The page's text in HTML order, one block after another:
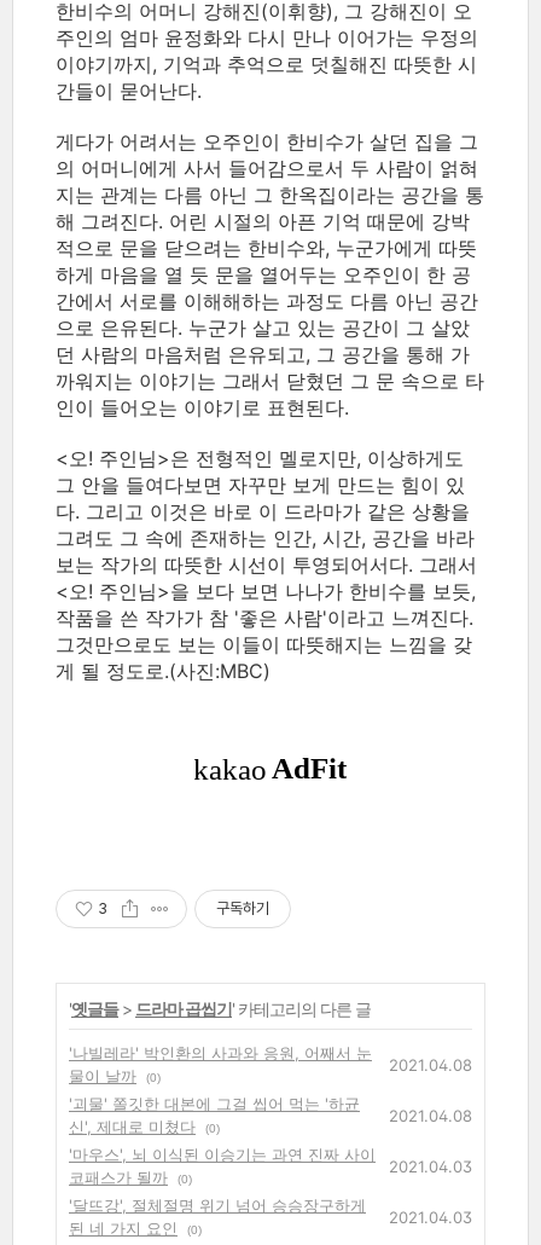
한비수의 어머니 강해진(이휘향), 그 강해진이 오
주인의 엄마 윤정화와 다시 만나 이어가는 우정의
이야기까지, 기억과 추억으로 덧칠해진 따뜻한 시
간들이 묻어난다.
게다가 어려서는 오주인이 한비수가 살던 집을 그
의 어머니에게 사서 들어감으로서 두 사람이 얽혀
지는 관계는 다름 아닌 그 한옥집이라는 공간을 통
해 그려진다. 어린 시절의 아픈 기억 때문에 강박
적으로 문을 닫으려는 한비수와, 누군가에게 따뜻
하게 마음을 열 듯 문을 열어두는 오주인이 한 공
간에서 서로를 이해해하는 과정도 다름 아닌 공간
으로 은유된다. 누군가 살고 있는 공간이 그 살았
던 사람의 마음처럼 은유되고, 그 공간을 통해 가
까워지는 이야기는 그래서 닫혔던 그 문 속으로 타
인이 들어오는 이야기로 표현된다.
<오! 주인님>은 전형적인 멜로지만, 이상하게도
그 안을 들여다보면 자꾸만 보게 만드는 힘이 있
다. 그리고 이것은 바로 이 드라마가 같은 상황을
그려도 그 속에 존재하는 인간, 시간, 공간을 바라
보는 작가의 따뜻한 시선이 투영되어서다. 그래서
<오! 주인님>을 보다 보면 나나가 한비수를 보듯,
작품을 쓴 작가가 참 '좋은 사람'이라고 느껴진다.
그것만으로도 보는 이들이 따뜻해지는 느낌을 갖
게 될 정도로.(사진:MBC)
3 구독하기
'옛글들> 드라마 곱씹기' 카테고리의 다른 글
'나빌레라' 박인환의 사과와 응원, 어째서 눈
물이 날까
(0)
2021.04.08
'괴물' 쫄깃한 대본에 그걸 씹어 먹는 '하균
신', 제대로 미쳤다
(0)
2021.04.08
'마우스', 뇌 이식된 이승기는 과연 진짜 사이
코패스가 될까
(0)
2021.04.03
'달뜨강', 절체절명 위기 넘어 승승장구하게
된 네 가지 요인
(0)
2021.04.03